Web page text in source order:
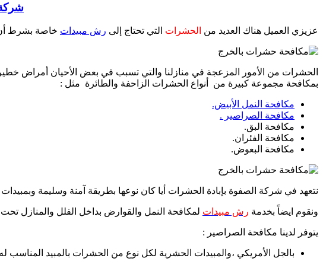
شركة
عزيزي العميل هناك العديد من الحشرات التي تحتاج إلى رش مبيدات خاصة بشرط أن
الحشرات من الأمور المزعجة في منازلنا والتي تسبب في بعض الأحيان أمراض
بمكافحة مجموعة كبيرة من أنواع الحشرات الزاحفة والطائرة مثل :
مكافحة النمل الأبيض.
مكافحة الصراصير .
مكافحة البق.
مكافحة الفئران.
مكافحة البعوض.
نتعهد في شركة الصفوة بإبادة الحشرات أيا كان نوعها بطريقة آمنة وسليمة
ونقوم ايضاً بخدمة رش مبيدات لمكافحة النمل والقوارض بداخل الفلل والمنازل
يتوفر لدينا مكافحة الصراصير :
بالجل الأمريكي ،والمبيدات الحشرية لكل نوع من الحشرات بالمبيد المناسب